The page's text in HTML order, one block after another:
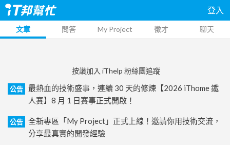
登入
文章 問答 My Project 徵才 聊天
按讚加入 iThelp 粉絲團追蹤
公告
最熱血的技術盛事，連續 30 天的修煉【2026 iThome 鐵
人賽】8 月 1 日賽事正式開啟！
公告
全新專區「My Project」正式上線！邀請你用技術交流，
分享最真實的開發經驗